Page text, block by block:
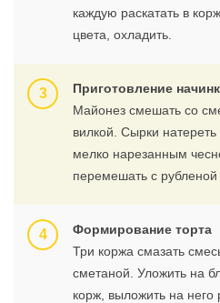
каждую раскатать в
цвета, охладить.
Приготовление
Майонез смешать со
вилкой. Сырки
мелко нарезанным
перемешать с рубленой
Формирование торта
Три коржа смазать
сметаной. Уложить на
корж, выложить на